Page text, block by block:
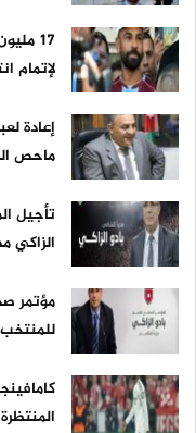
17
لإتمام
إعادة
ماحص
تأجيل
الزاكي
مؤتمر